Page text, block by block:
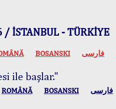
İSTANBUL - TÜRKİYE
BOSANSKI فارسی
ile başlar."
ROMÂNĂ BOSANSKI فارسی